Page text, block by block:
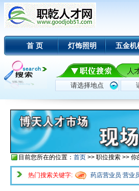
首 页 灯饰照明 五金机
目前您所在的位置： 首页 >> 职位搜索 >> 你
热门搜索关键字: 药店营业员 营业